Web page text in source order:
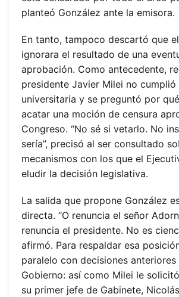
planteó González ante la emisora.
En tanto, tampoco descartó que
ignorara el resultado de una
aprobación. Como antecedente,
presidente Javier Milei no
universitaria y se preguntó por
acatar una moción de censura
Congreso. “No sé si vetarlo. No
sería”, precisó al ser consultado
mecanismos con los que el
eludir la decisión legislativa.
La salida que propone González
directa. “O renuncia el señor
renuncia el presidente. No es
afirmó. Para respaldar esa
paralelo con decisiones
Gobierno: así como Milei le
su primer jefe de Gabinete,